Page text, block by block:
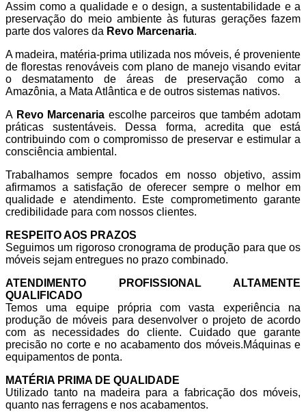
Assim como a qualidade e o design, a sustentabilidade e a
preservação do meio ambiente às futuras gerações fazem
parte dos valores da Revo Marcenaria.
A madeira, matéria-prima utilizada nos móveis, é proveniente
de florestas renováveis com plano de manejo visando evitar
o desmatamento de áreas de preservação como a
Amazônia, a Mata Atlântica e de outros sistemas nativos.
A Revo Marcenaria escolhe parceiros que também adotam
práticas sustentáveis. Dessa forma, acredita que está
contribuindo com o compromisso de preservar e estimular a
consciência ambiental.
Trabalhamos sempre focados em nosso objetivo, assim
afirmamos a satisfação de oferecer sempre o melhor em
qualidade e atendimento. Este comprometimento garante
credibilidade para com nossos clientes.
RESPEITO AOS PRAZOS
Seguimos um rigoroso cronograma de produção para que os
móveis sejam entregues no prazo combinado.
ATENDIMENTO PROFISSIONAL ALTAMENTE
QUALIFICADO
Temos uma equipe própria com vasta experiência na
produção de móveis para desenvolver o projeto de acordo
com as necessidades do cliente. Cuidado que garante
precisão no corte e no acabamento dos móveis.Máquinas e
equipamentos de ponta.
MATÉRIA PRIMA DE QUALIDADE
Utilizado tanto na madeira para a fabricação dos móveis,
quanto nas ferragens e nos acabamentos.